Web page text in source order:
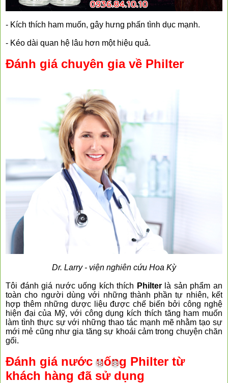
- Kích thích ham muốn, gây hưng phấn tình dục mạnh.
- Kéo dài quan hệ lâu hơn một hiệu quả.
Đánh giá chuyên gia về Philter
Dr. Larry - viện nghiên cứu Hoa Kỳ
Tôi đánh giá nước uống kích thích Philterlà sản phẩm an
toàn cho người dùng với những thành phần tự nhiên, kết
hợp thêm những dược liệu được chế biến bởi công nghệ
hiện đại của Mỹ, với công dụng kích thích tăng ham muốn
làm tình thực sự với những thao tác mạnh mẽ nhằm tạo sự
mới mẻ cũng như gia tăng sự khoái cảm trong chuyện chăn
gối.
Đánh giá nước uống Philter từ
khách hàng đã sử dụng